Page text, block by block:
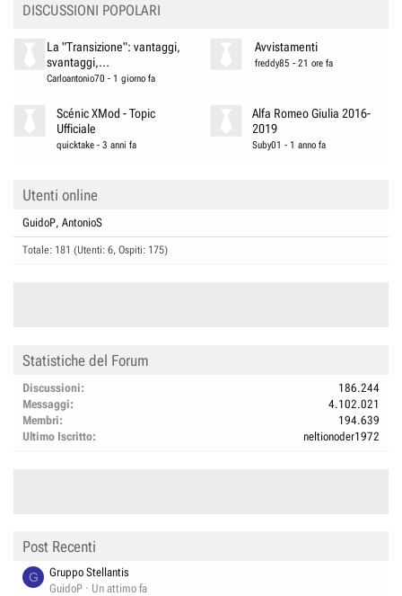
DISCUSSIONI POPOLARI
La "Transizione": vantaggi,
svantaggi,...
Carloantonio70 - 1 giorno fa
Avvistamenti
freddy85 - 21 ore fa
Scénic XMod - Topic
Ufficiale
quicktake -3 anni fa
Alfa Romeo Giulia 2016-
2019
Suby01 - 1 anno fa
Utenti online
GuidoP AntonioS
Totale: 181 (Utenti: 6, Ospiti: 175)
Statistiche del Forum
Discussioni
186.244
Messaggi
4.102.021
Membri
194.639
Ultimo Iscritto
neltionoder1972
Post Recenti
G
Gruppo Stellantis
GuidoP
Un attimo fa